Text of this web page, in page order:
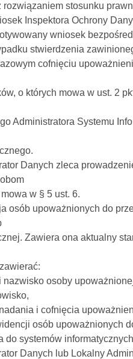
stosunku
Inspektora Ochrony
wniosek
stwierdzenia
cofnięciu
o których mowa w ust. 2 pkt
Systemu
Danych zleca
w § 5 ust. 6.
osób upoważnionych do
Zawiera ona aktualny
osoby
i cofnięcia
osób upoważnionych
do systemów
Danych lub Lokalny